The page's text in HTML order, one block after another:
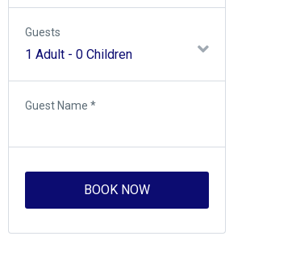
Guests
1 Adult - 0 Children
Guest Name *
BOOK NOW